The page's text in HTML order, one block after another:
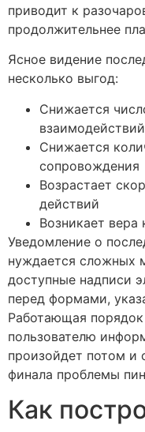
приводит к
продолжительнее
Ясное видение
несколько выгод:
Снижается
Снижается
сопровождения
Возрастает
действий
Возникает
Уведомление о
нуждается сложных
доступные надписи
перед формами,
Работающая
пользователю
произойдет потом и
финала проблемы
Как